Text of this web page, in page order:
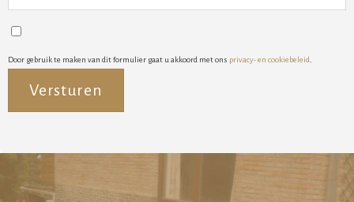
Door gebruik te maken van dit formulier gaat u akkoord met ons privacy- en cookiebeleid